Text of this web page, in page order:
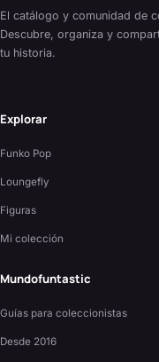
El catálogo y comunidad de
Descubre, organiza y
tu historia.
Explorar
Funko Pop
Loungefly
Figuras
Mi colección
Mundofuntastic
Guías para coleccionistas
Desde 2016